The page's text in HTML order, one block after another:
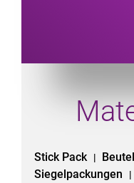
Stick Pack | Beutel
Siegelpackungen |